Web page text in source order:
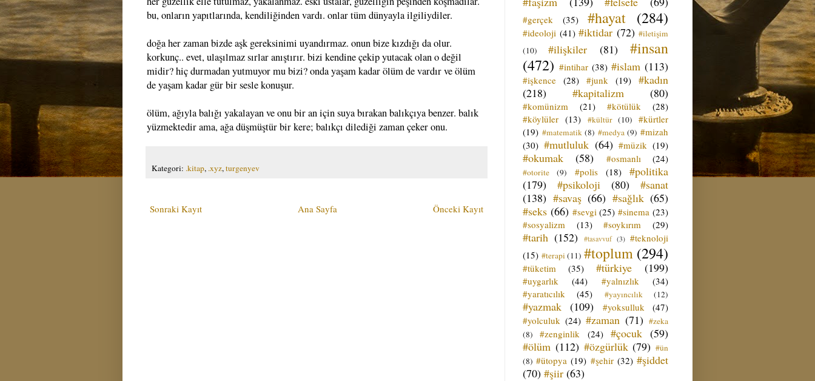
bu, onların yapıtlarında, kendiliğinden vardı. onlar tüm dünyayla ilgiliydiler.
doğa her zaman bizde aşk gereksinimi uyandırmaz. onun bize kızdığı da olur.
korkunç.. evet, ulaşılmaz sırlar anıştırır. bizi kendine çekip yutacak olan o değil
midir? hiç durmadan yutmuyor mu bizi? onda yaşam kadar ölüm de vardır ve ölüm
de yaşam kadar gür bir sesle konuşur.
ölüm, ağıyla balığı yakalayan ve onu bir an için suya bırakan balıkçıya benzer. balık
yüzmektedir ama, ağa düşmüştür bir kere; balıkçı dilediği zaman çeker onu.
Kategori: .kitap, .xyz,turgenyev
Sonraki Kayıt Önceki Kayıt
Ana Sayfa
#gerçek (35) #hayat (284)
#ideoloji (41) #iktidar (72) #iletişim
(10)
#ilişkiler (81)
#insan
(472) #intihar (38) #islam (113)
#işkence (28) #junk (19) #kadın
(218)
#kapitalizm (80)
#komünizm (21) #kötülük
(28)
#köylüler (13) #kültür (10)
#kürtler
(19) #matematik (8) #medya (9) #mizah
(30) #mutluluk (64) #müzik (19)
#okumak (58) #osmanlı (24)
#otorite (9) #polis (18)
#politika
(179)
#psikoloji (80)
#sanat
(138) #savaş (66) #sağlık (65)
#seks (66) #sevgi (25) #sinema (23)
#sosyalizm
(13) #soykırım (29)
#tarih (152) #tasavvuf (3) #teknoloji
(15) #terapi (11) #toplum (294)
#tüketim (35) #türkiye (199)
#uygarlık (44) #yalnızlık
(34)
#yaratıcılık
(45) #yayıncılık (12)
#yazmak (109) #yoksulluk
(47)
#yolculuk (24) #zaman (71) #zeka
(8)
#zenginlik (24) #çocuk (59)
#ölüm (112) #özgürlük (79) #ün
(8) #ütopya (19) #şehir (32) #şiddet
(70) #şiir (63)